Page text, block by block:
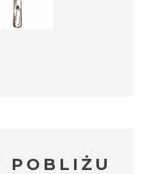
POBLIŻU